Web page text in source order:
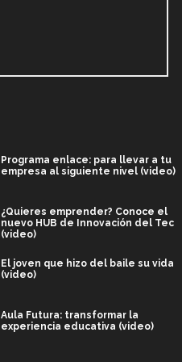
Programa enlace: para llevar a tu
empresa al siguiente nivel (video)
¿Quieres emprender? Conoce el
nuevo HUB de Innovación del Tec
(video)
El joven que hizo del baile su vida
(video)
Aula Futura: transformar la
experiencia educativa (video)